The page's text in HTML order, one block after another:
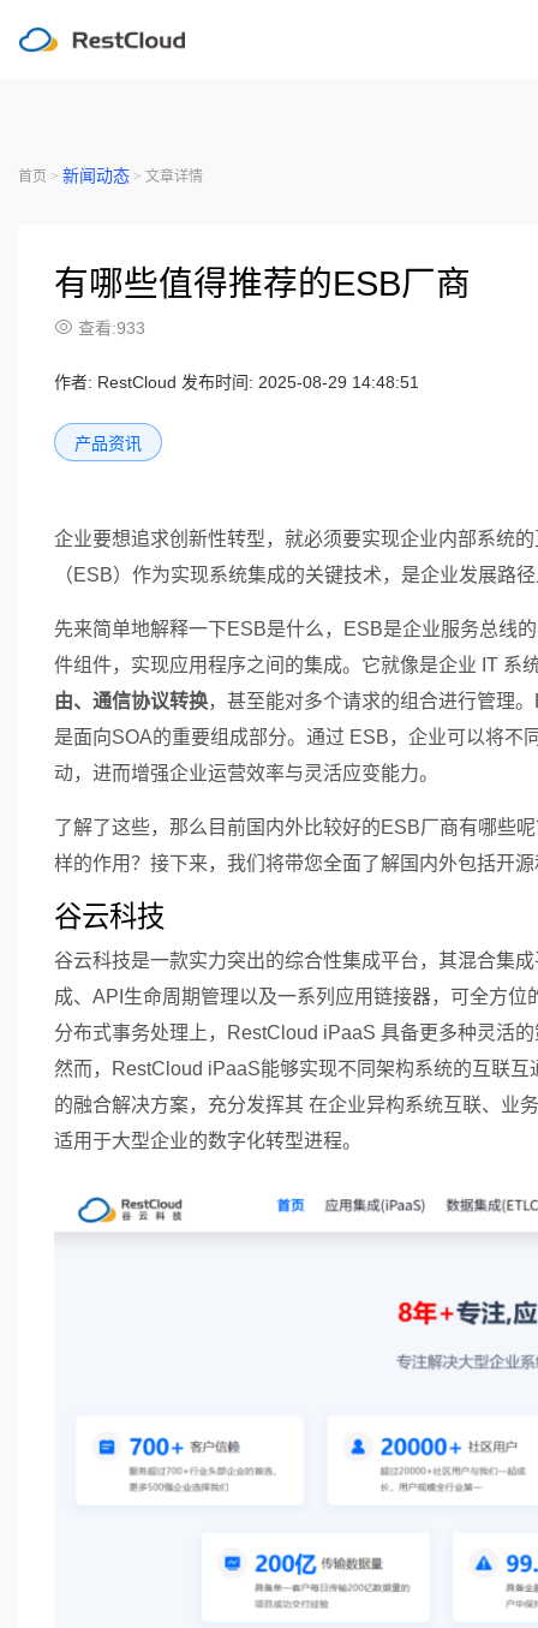
首页 > 新闻动态 > 文章详情
有哪些值得推荐的ESB厂商
查看:933
作者: RestCloud 发布时间: 2025-08-29 14:48:51
产品资讯
企业要想追求创新性转型，就必须要实现企业内部系统
（ESB）作为实现系统集成的关键技术，是企业发展路
先来简单地解释一下ESB是什么，ESB是企业服务总线
件组件，实现应用程序之间的集成。它就像是企业 IT 系
由、通信协议转换，甚至能对多个请求的组合进行管理
是面向SOA的重要组成部分。通过 ESB，企业可以将
动，进而增强企业运营效率与灵活应变能力。
了解了这些，那么目前国内外比较好的ESB厂商有哪些
样的作用？接下来，我们将带您全面了解国内外包括开
谷云科技
谷云科技是一款实力突出的综合性集成平台，其混合集
成、API生命周期管理以及一系列应用链接器，可全方
分布式事务处理上，RestCloud iPaaS 具备更多种灵活
然而，RestCloud iPaaS能够实现不同架构系统的互联
的融合解决方案，充分发挥其 在企业异构系统互联、业
适用于大型企业的数字化转型进程。